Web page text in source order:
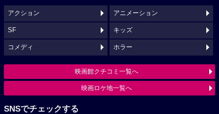
アクション アニメーション
SF キッズ
コメディ ホラー
映画館クチコミ一覧へ
映画ロケ地一覧へ
SNSでチェックする